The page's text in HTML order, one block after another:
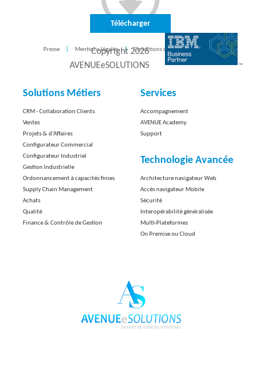
Télécharger
Presse Mentions légales Conditions d'utilisation CONTACT
Copyright 2026
AVENUEeSOLUTIONS
Solutions Métiers
CRM - Collaboration Clients
Ventes
Projets & d'Affaires
Configurateur Commercial
Configurateur Industriel
Gestion Industrielle
Ordonnancement à capacités finies
Supply Chain Management
Achats
Qualité
Finance & Contrôle de Gestion
Services
Accompagnement
AVENUE Academy
Support
Technologie Avancée
Architecture navigateur Web
Accès navigateur Mobile
Sécurité
Interopérabilité généralisée
Multi-Plateformes
On Premise ou Cloud